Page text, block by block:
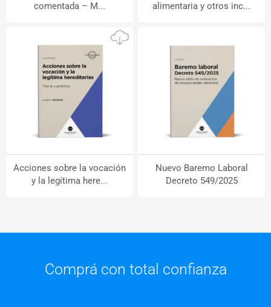
comentada – M...
alimentaria y otros inc...
Acciones sobre la vocación
y la legítima here...
Nuevo Baremo Laboral
Decreto 549/2025
Comprá con total confianza